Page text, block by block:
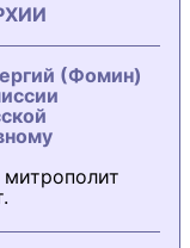
(Фомин)